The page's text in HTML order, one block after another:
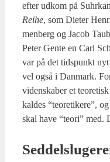
ef­ter udkom på
Rei­he, som Die­ter
men­berg og Jacob
Peter Gen­te en Carl
var på det tids­punkt
vel også i Dan­mark.
viden­ska­ber et
kal­des “teo­re­ti­ke­re”,
skal have “teo­ri” med.